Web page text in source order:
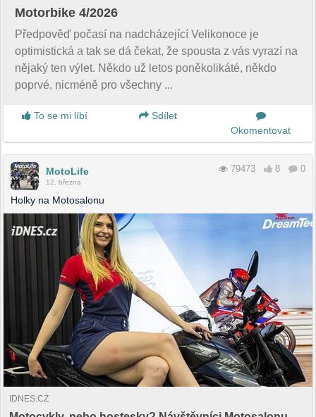
Motorbike 4/2026
Předpověď počasí na nadcházející Velikonoce je
optimistická a tak se dá čekat, že spousta z vás vyrazí na
nějaký ten výlet. Někdo už letos poněkolikáté, někdo
poprvé, nicméně pro všechny ...
To se mi líbí
Sdílet
Okomentovat
MotoLife
12. března
79473 8 0
Holky na Motosalonu
IDNES.CZ